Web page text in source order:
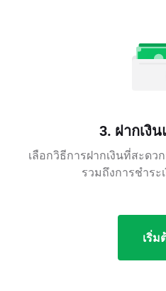
3. ฝากเงิ
เลือกวิธีการฝากเงินที่สะด
รวมถึงการชำร
เริ่ม